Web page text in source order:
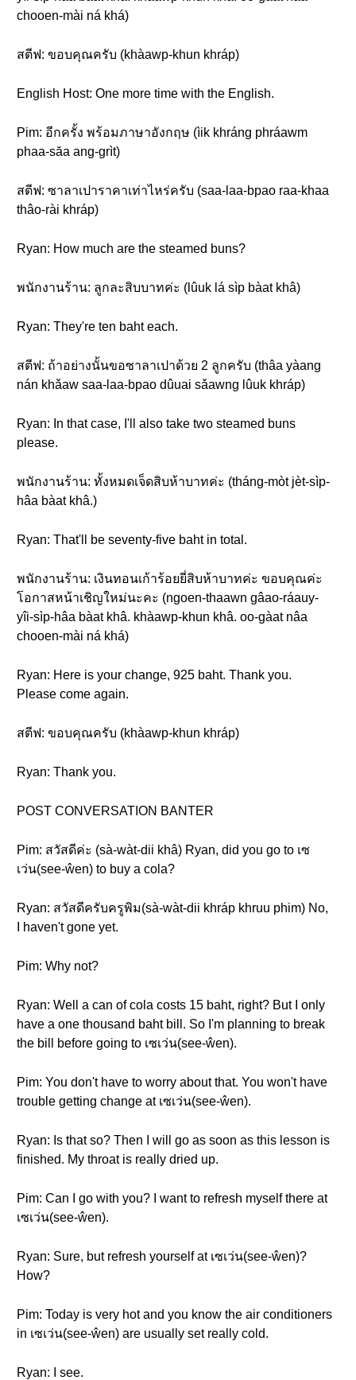
chooen-mài ná khá)
สตีฟ: ขอบคุณครับ (khàawp-khun khráp)
English Host: One more time with the English.
Pim: อีกครั้ง พร้อมภาษาอังกฤษ (ìik khráng phráawm
phaa-săa ang-grìt)
สตีฟ: ซาลาเปาราคาเท่าไหร่ครับ (saa-laa-bpao raa-khaa
thâo-rài khráp)
Ryan: How much are the steamed buns?
พนักงานร้าน: ลูกละสิบบาทค่ะ (lûuk lá sìp bàat khâ)
Ryan: They're ten baht each.
สตีฟ: ถ้าอย่างนั้นขอซาลาเปาด้วย 2 ลูกครับ (thâa yàang
nán khǎaw saa-laa-bpao dûuai sǎawng lûuk khráp)
Ryan: In that case, I'll also take two steamed buns
please.
พนักงานร้าน: ทั้งหมดเจ็ดสิบห้าบาทค่ะ (tháng-mòt jèt-sìp-
hâa bàat khâ.)
Ryan: That'll be seventy-five baht in total.
พนักงานร้าน: เงินทอนเก้าร้อยยี่สิบห้าบาทค่ะ ขอบคุณค่ะ
โอกาสหน้าเชิญใหม่นะคะ (ngoen-thaawn gâao-ráauy-
yîi-sìp-hâa bàat khâ. khàawp-khun khâ. oo-gàat nâa
chooen-mài ná khá)
Ryan: Here is your change, 925 baht. Thank you.
Please come again.
สตีฟ: ขอบคุณครับ (khàawp-khun khráp)
Ryan: Thank you.
POST CONVERSATION BANTER
Pim: สวัสดีค่ะ (sà-wàt-dii khâ) Ryan, did you go to เซ
เว่น(see-ŵen) to buy a cola?
Ryan: สวัสดีครับครูพิม(sà-wàt-dii khráp khruu phim) No,
I haven't gone yet.
Pim: Why not?
Ryan: Well a can of cola costs 15 baht, right? But I only
have a one thousand baht bill. So I'm planning to break
the bill before going to เซเว่น(see-ŵen).
Pim: You don't have to worry about that. You won't have
trouble getting change at เซเว่น(see-ŵen).
Ryan: Is that so? Then I will go as soon as this lesson is
finished. My throat is really dried up.
Pim: Can I go with you? I want to refresh myself there at
เซเว่น(see-ŵen).
Ryan: Sure, but refresh yourself at เซเว่น(see-ŵen)?
How?
Pim: Today is very hot and you know the air conditioners
in เซเว่น(see-ŵen) are usually set really cold.
Ryan: I see.